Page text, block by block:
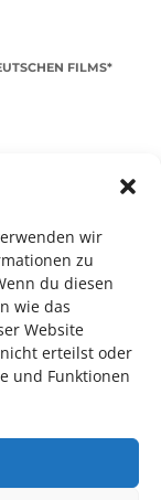
wir
zu
du diesen
wie das
Website
erteilst oder
und Funktionen
FILMS*
des deutschen
Vorrat reicht!